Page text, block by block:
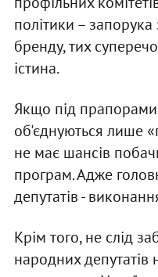
політики –
бренду, тих
істина.
Якщо під прапорами
об'єднуються лише
не має шансів
програм. Адже
депутатів -
Крім того, не слід
народних